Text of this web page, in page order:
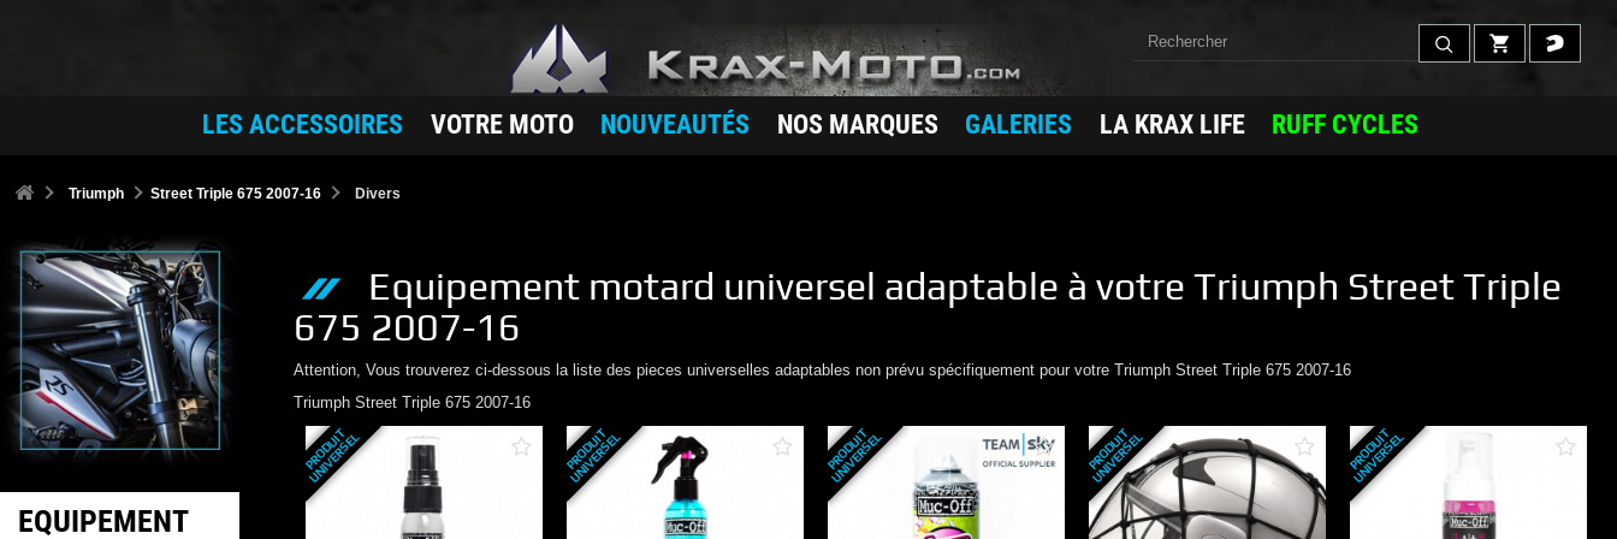
LES ACCESSOIRES VOTRE MOTO NOUVEAUTÉS NOS MARQUES GALERIES LA KRAX LIFE RUFF CYCLES
Triumph Street Triple 675 2007-16 Divers
EQUIPEMENT
Equipement motard universel adaptable à votre Triumph Street Triple
675 2007-16
Attention, Vous trouverez ci-dessous la liste des pieces universelles adaptables non prévu spécifiquement pour votre Triumph Street Triple 675 2007-16
Triumph Street Triple 675 2007-16
P
R
O
D
U
I
T
U
N
I
V
E
R
S
E
L P
R
O
D
U
I
T
U
N
I
V
E
R
S
E
L P
R
O
D
U
I
T
U
N
I
V
E
R
S
E
L P
R
O
D
U
I
T
U
N
I
V
E
R
S
E
L P
R
O
D
U
I
T
U
N
I
V
E
R
S
E
L